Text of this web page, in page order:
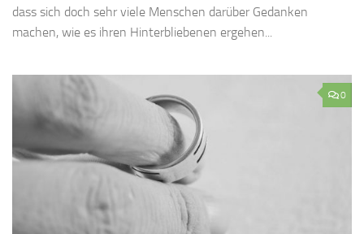
dass sich doch sehr viele Menschen darüber Gedanken
machen, wie es ihren Hinterbliebenen ergehen...
0